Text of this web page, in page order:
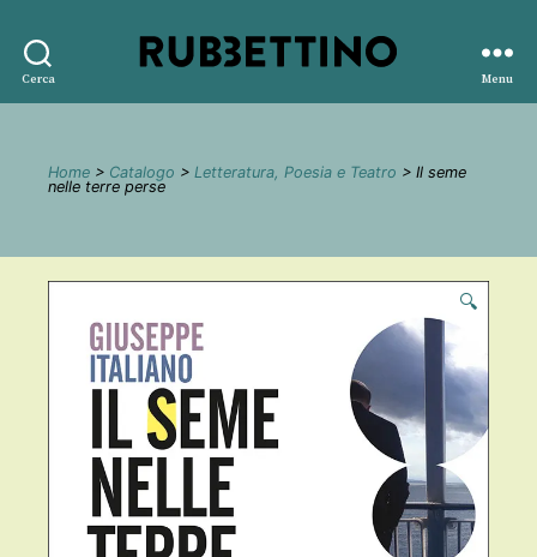
Cerca
editore
Menu
Home > Catalogo > Letteratura, Poesia e Teatro > Il seme
nelle terre perse
🔍